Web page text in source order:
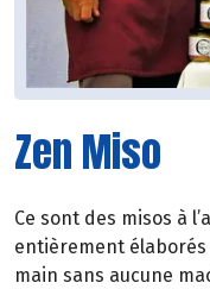
Zen Miso
Ce sont des misos à
entièrement élaborés
main sans aucune